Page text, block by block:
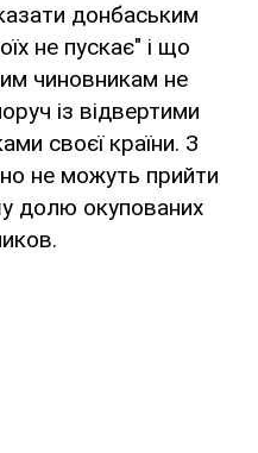
донбаським
не пускає" і що
чиновникам не
із відвертими
своєї країни. З
не можуть прийти
долю окупованих